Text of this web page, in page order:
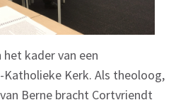
kader van een
Kerk. Als theoloog,
Berne bracht Cortvriendt